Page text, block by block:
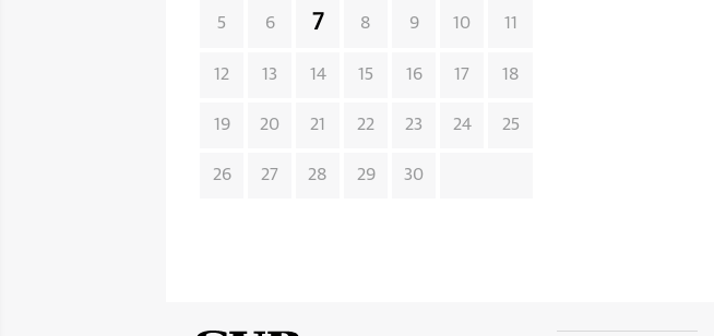
5 6 7 8 9 10 11
12 13 14 15 16 17 18
19 20 21 22 23 24 25
26 27 28 29 30